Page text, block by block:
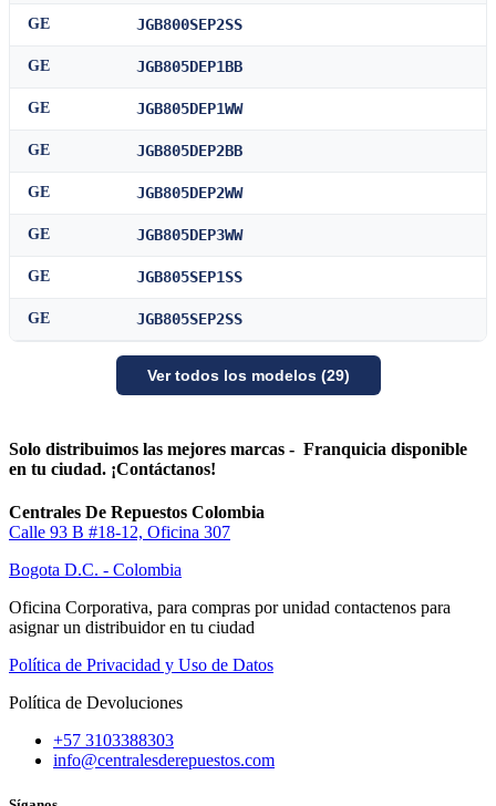
GE JGB800SEP2SS
GE JGB805DEP1BB
GE JGB805DEP1WW
GE JGB805DEP2BB
GE JGB805DEP2WW
GE JGB805DEP3WW
GE JGB805SEP1SS
GE JGB805SEP2SS
Ver todos los modelos (29)
Solo distribuimos las mejores marcas - Franquicia disponible
en tu ciudad. ¡Contáctanos!
Centrales De Repuestos Colombia
Calle 93 B #18-12, Oficina 307
Bogota D.C. - Colombia
Oficina Corporativa, para compras por unidad contactenos para
asignar un distribuidor en tu ciudad
Política de Privacidad y Uso de Datos
Política de Devoluciones
+57 3103388303
info@centralesderepuestos.com